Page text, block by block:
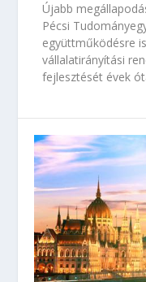
Újabb
Pécsi
együttműködésre
vállalatirányítási
fejlesztését évek